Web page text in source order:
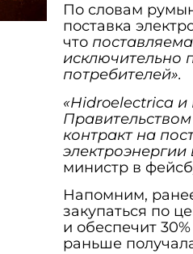
По словам
поставка
что
исключительно
потребителей».
«Hidroelectrica
контракт на
министр в
Напомним,
закупаться по
и обеспечит
раньше